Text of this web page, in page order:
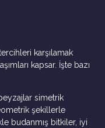
​​karşılamak
kapsar. İşte bazı
simetrik
şekillerle
budanmış bitkiler, iyi